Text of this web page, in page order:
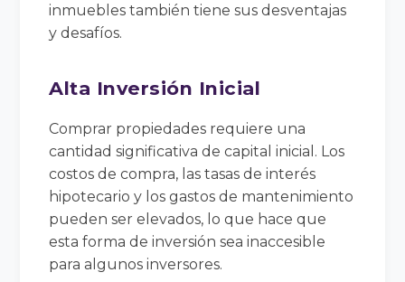
inmuebles también tiene sus desventajas
y desafíos.
Alta Inversión Inicial
Comprar propiedades requiere una
cantidad significativa de capital inicial. Los
costos de compra, las tasas de interés
hipotecario y los gastos de mantenimiento
pueden ser elevados, lo que hace que
esta forma de inversión sea inaccesible
para algunos inversores.